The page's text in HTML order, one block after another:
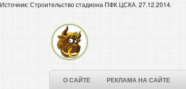
Источник: Строительство стадиона ПФК ЦСКА. 27.12.2014.
О САЙТЕ РЕКЛАМА НА САЙТЕ